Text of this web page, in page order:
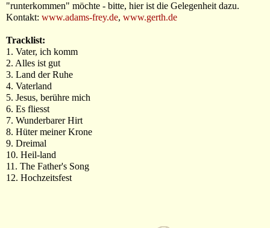
"runterkommen" möchte - bitte, hier ist die Gelegenheit dazu.
Kontakt: www.adams-frey.de, www.gerth.de
Tracklist:
1. Vater, ich komm
2. Alles ist gut
3. Land der Ruhe
4. Vaterland
5. Jesus, berühre mich
6. Es fliesst
7. Wunderbarer Hirt
8. Hüter meiner Krone
9. Dreimal
10. Heil-land
11. The Father's Song
12. Hochzeitsfest